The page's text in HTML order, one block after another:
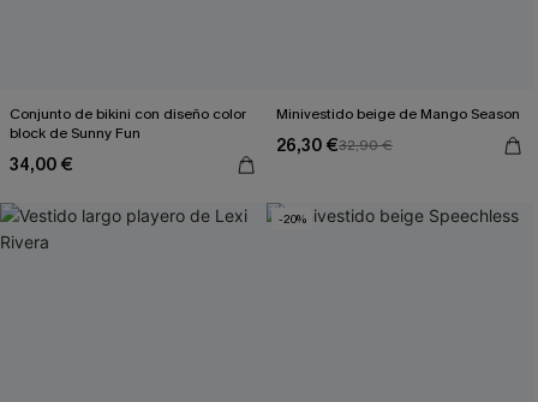
Conjunto de bikini con diseño color
block de Sunny Fun
34,00 €
Minivestido beige de Mango Season
26,30 €32,90 €
-20%